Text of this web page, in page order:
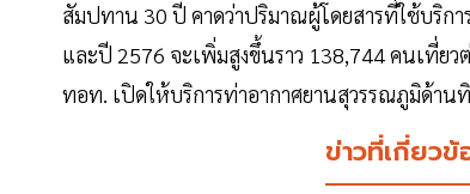
สัมปทาน 30 ปี คาดว่าปริมาณผู้โดยสารที่ใช้บริก
และปี 2576 จะเพิ่มสูงขึ้นราว 138,744 คนเที่ย
ทอท. เปิดให้บริการท่าอากาศยานสุวรรณภูมิด้าน
ข่าวที่เกี่ยวข้